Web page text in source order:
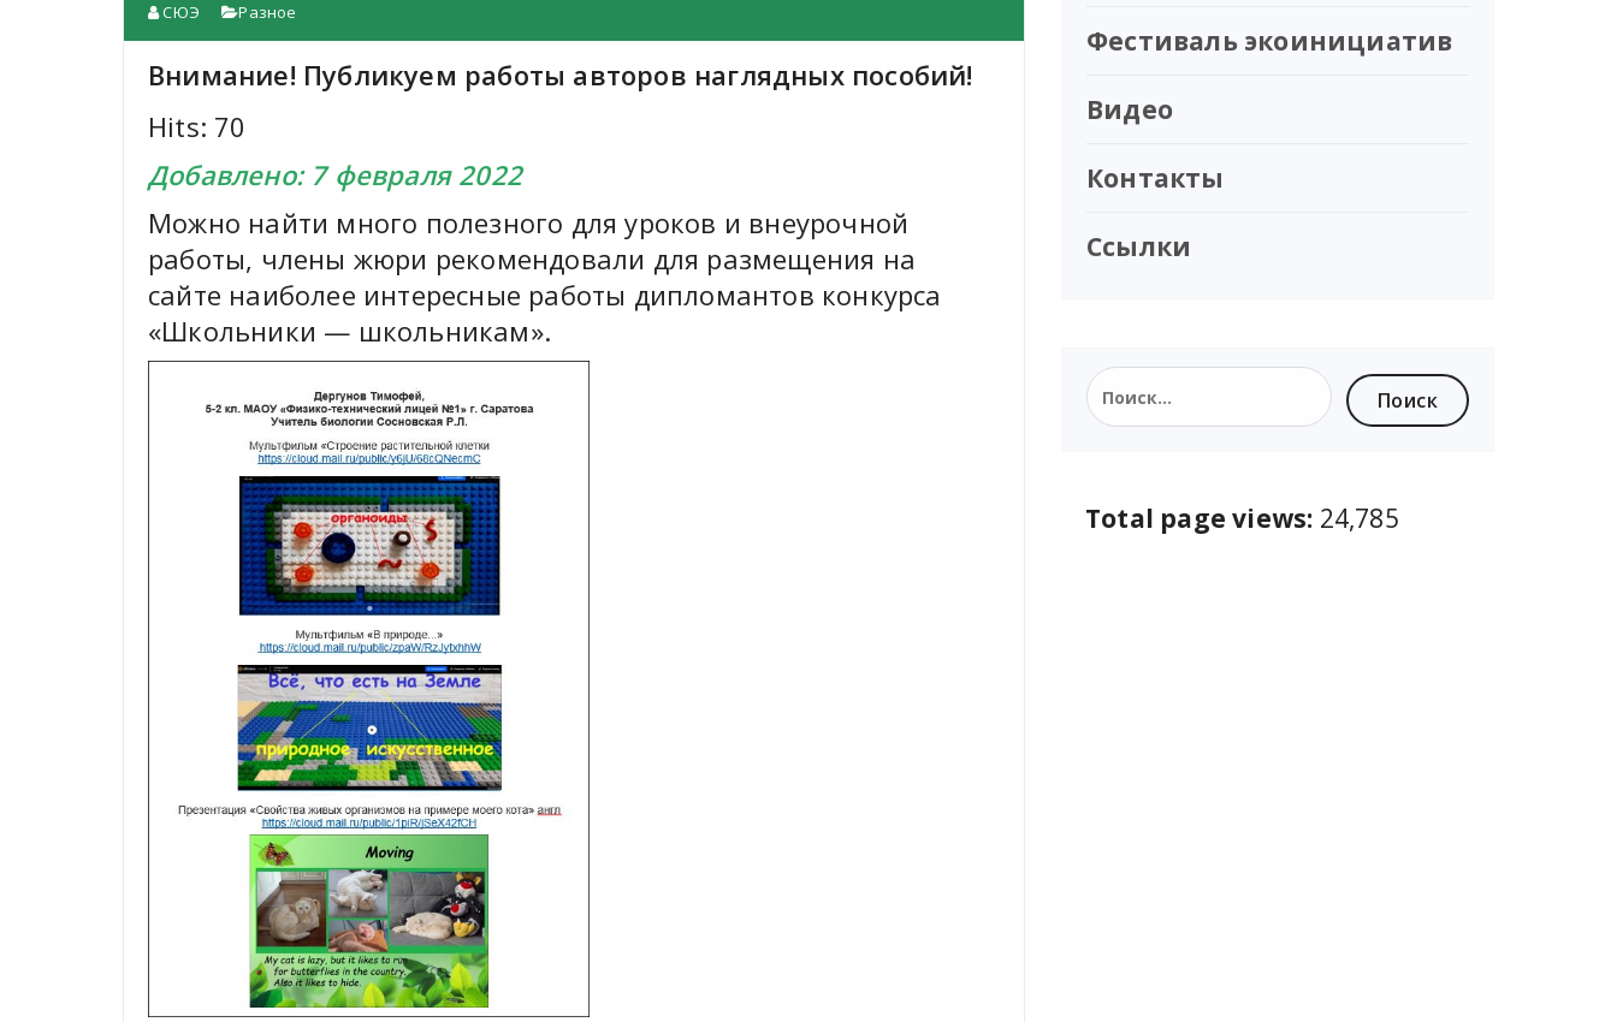
СЮЭ Разное
Внимание! Публикуем работы авторов наглядных пособий!
Hits: 70
Добавлено: 7 февраля 2022
Можно найти много полезного для уроков и внеурочной
работы, члены жюри рекомендовали для размещения на
сайте наиболее интересные работы дипломантов конкурса
«Школьники — школьникам».
Фестиваль экоинициатив
Видео
Контакты
Ссылки
Total page views: 24,785